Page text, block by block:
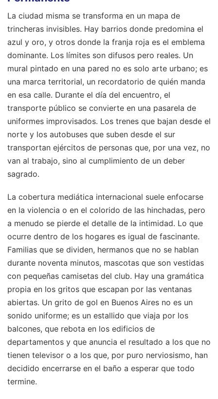
La ciudad misma se transforma en un mapa de
trincheras invisibles. Hay barrios donde predomina el
azul y oro, y otros donde la franja roja es el emblema
dominante. Los límites son difusos pero reales. Un
mural pintado en una pared no es solo arte urbano; es
una marca territorial, un recordatorio de quién manda
en esa calle. Durante el día del encuentro, el
transporte público se convierte en una pasarela de
uniformes improvisados. Los trenes que bajan desde el
norte y los autobuses que suben desde el sur
transportan ejércitos de personas que, por una vez, no
van al trabajo, sino al cumplimiento de un deber
sagrado.
La cobertura mediática internacional suele enfocarse
en la violencia o en el colorido de las hinchadas, pero
a menudo se pierde el detalle de la intimidad. Lo que
ocurre dentro de los hogares es igual de fascinante.
Familias que se dividen, hermanos que no se hablan
durante noventa minutos, mascotas que son vestidas
con pequeñas camisetas del club. Hay una gramática
propia en los gritos que escapan por las ventanas
abiertas. Un grito de gol en Buenos Aires no es un
sonido uniforme; es un estallido que viaja por los
balcones, que rebota en los edificios de
departamentos y que anuncia el resultado a los que no
tienen televisor o a los que, por puro nerviosismo, han
decidido encerrarse en el baño a esperar que todo
termine.